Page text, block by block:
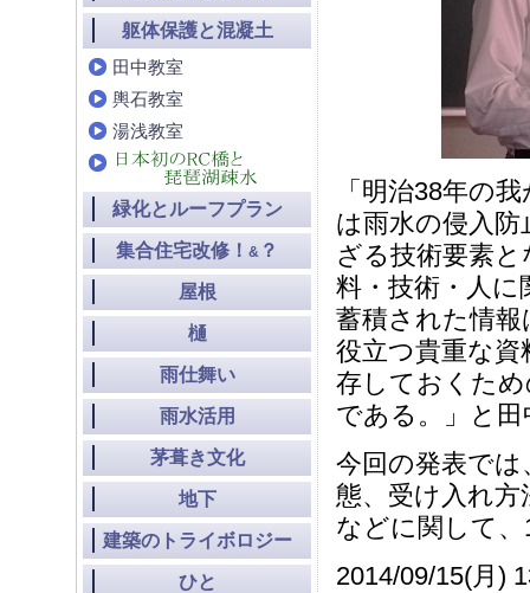
「明治38年の
は雨水の侵入
ざる技術要素
料・技術・人
蓄積された情
役立つ貴重な
存しておくた
である。」と
今回の発表で
態、受け入れ方
などに関して
2014/09/15(月)
躯体保護と混凝土
田中教室
輿石教室
湯浅教室
緑化とルーフプラン
集合住宅改修！ & ？
屋根
樋
雨仕舞い
雨水活用
茅葺き文化
地下
建築のトライボロジー
ひと